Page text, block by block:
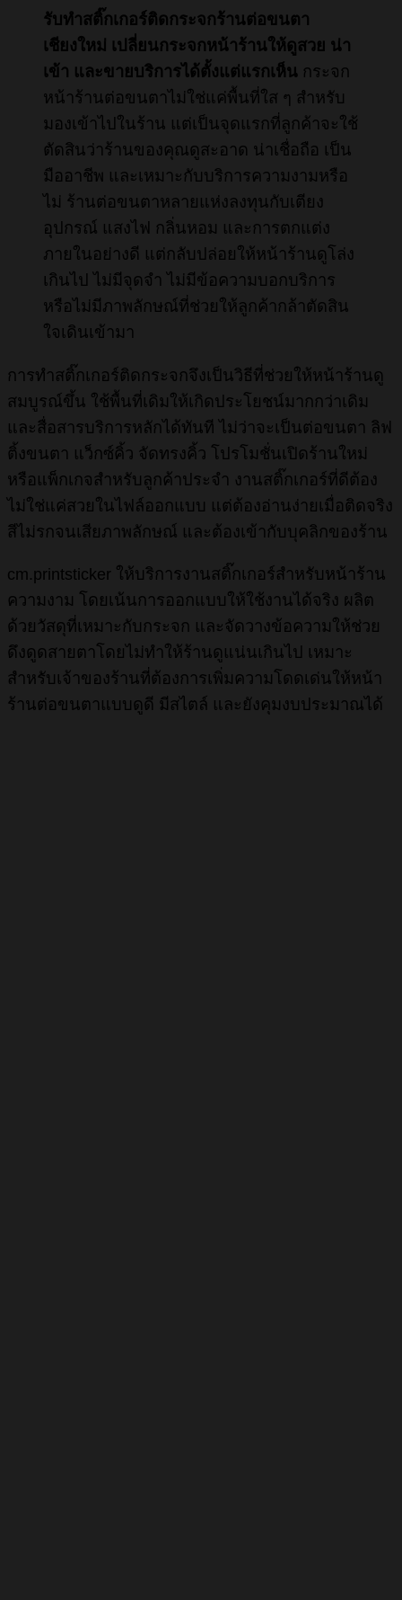
รับทำสติ๊กเกอร์ติดกระจกร้านต่อขนตา
เชียงใหม่ เปลี่ยนกระจกหน้าร้านให้ดูสวย น่า
เข้า และขายบริการได้ตั้งแต่แรกเห็น กระจก
หน้าร้านต่อขนตาไม่ใช่แค่พื้นที่ใส ๆ สำหรับ
มองเข้าไปในร้าน แต่เป็นจุดแรกที่ลูกค้าจะใช้
ตัดสินว่าร้านของคุณดูสะอาด น่าเชื่อถือ เป็น
มืออาชีพ และเหมาะกับบริการความงามหรือ
ไม่ ร้านต่อขนตาหลายแห่งลงทุนกับเตียง
อุปกรณ์ แสงไฟ กลิ่นหอม และการตกแต่ง
ภายในอย่างดี แต่กลับปล่อยให้หน้าร้านดูโล่ง
เกินไป ไม่มีจุดจำ ไม่มีข้อความบอกบริการ
หรือไม่มีภาพลักษณ์ที่ช่วยให้ลูกค้ากล้าตัดสิน
ใจเดินเข้ามา
การทำสติ๊กเกอร์ติดกระจกจึงเป็นวิธีที่ช่วยให้หน้าร้านดู
สมบูรณ์ขึ้น ใช้พื้นที่เดิมให้เกิดประโยชน์มากกว่าเดิม
และสื่อสารบริการหลักได้ทันที ไม่ว่าจะเป็นต่อขนตา ลิฟ
ติ้งขนตา แว็กซ์คิ้ว จัดทรงคิ้ว โปรโมชั่นเปิดร้านใหม่
หรือแพ็กเกจสำหรับลูกค้าประจำ งานสติ๊กเกอร์ที่ดีต้อง
ไม่ใช่แค่สวยในไฟล์ออกแบบ แต่ต้องอ่านง่ายเมื่อติดจริง
สีไม่รกจนเสียภาพลักษณ์ และต้องเข้ากับบุคลิกของร้าน
cm.printsticker ให้บริการงานสติ๊กเกอร์สำหรับหน้าร้าน
ความงาม โดยเน้นการออกแบบให้ใช้งานได้จริง ผลิต
ด้วยวัสดุที่เหมาะกับกระจก และจัดวางข้อความให้ช่วย
ดึงดูดสายตาโดยไม่ทำให้ร้านดูแน่นเกินไป เหมาะ
สำหรับเจ้าของร้านที่ต้องการเพิ่มความโดดเด่นให้หน้า
ร้านต่อขนตาแบบดูดี มีสไตล์ และยังคุมงบประมาณได้